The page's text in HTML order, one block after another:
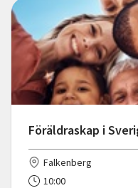
Föräldraskap i
Falkenberg
10:00